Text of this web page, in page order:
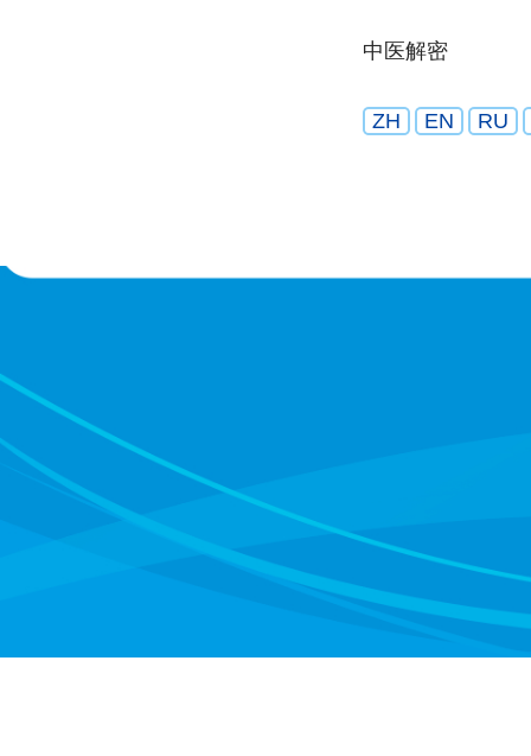
中医解密
ZH EN RU